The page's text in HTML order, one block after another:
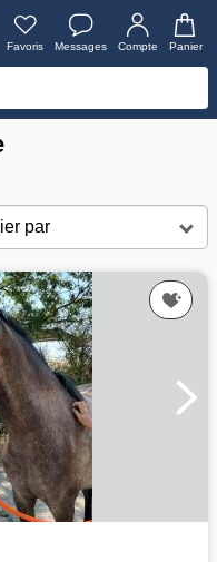
Favoris Messages Compte Panier